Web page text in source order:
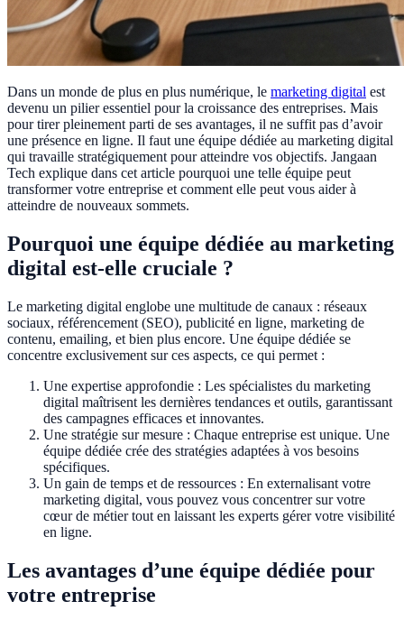
Dans un monde de plus en plus numérique, le marketing digital est
devenu un pilier essentiel pour la croissance des entreprises. Mais
pour tirer pleinement parti de ses avantages, il ne suffit pas d’avoir
une présence en ligne. Il faut une équipe dédiée au marketing digital
qui travaille stratégiquement pour atteindre vos objectifs. Jangaan
Tech explique dans cet article pourquoi une telle équipe peut
transformer votre entreprise et comment elle peut vous aider à
atteindre de nouveaux sommets.
Pourquoi une équipe dédiée au marketing
digital est-elle cruciale ?
Le marketing digital englobe une multitude de canaux : réseaux
sociaux, référencement (SEO), publicité en ligne, marketing de
contenu, emailing, et bien plus encore. Une équipe dédiée se
concentre exclusivement sur ces aspects, ce qui permet :
Une expertise approfondie : Les spécialistes du marketing
digital maîtrisent les dernières tendances et outils, garantissant
des campagnes efficaces et innovantes.
Une stratégie sur mesure : Chaque entreprise est unique. Une
équipe dédiée crée des stratégies adaptées à vos besoins
spécifiques.
Un gain de temps et de ressources : En externalisant votre
marketing digital, vous pouvez vous concentrer sur votre
cœur de métier tout en laissant les experts gérer votre visibilité
en ligne.
Les avantages d’une équipe dédiée pour
votre entreprise